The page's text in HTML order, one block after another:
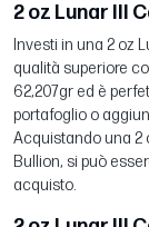
2 oz Lunar III
Investi in una 2 oz
qualità superiore
62,207gr ed è
portafoglio o
Acquistando una 2
Bullion, si può
acquisto.